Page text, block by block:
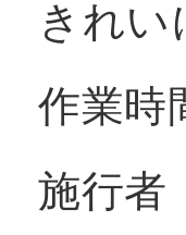
きれ
作業
施行